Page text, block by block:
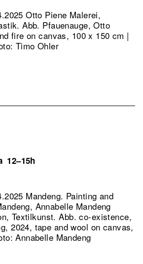
Otto Piene Malerei,
Abb. Pfauenauge, Otto
fire on canvas, 100 x 150 cm |
Timo Ohler
12–15h
Mandeng. Painting and
Annabelle Mandeng
Textilkunst.Abb. co-existence,
2024, tape and wool on canvas,
Annabelle Mandeng